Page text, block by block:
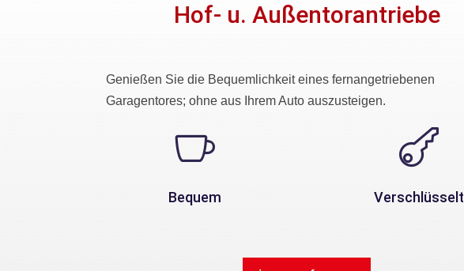
Hof- u. Außentorantriebe
Genießen Sie die Bequemlichkeit eines fernangetriebenen
Garagentores; ohne aus Ihrem Auto auszusteigen.

Bequem

Verschlüsselt